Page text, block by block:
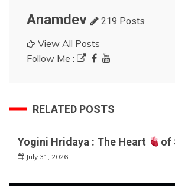
Anamdev 219 Posts
View All Posts
Follow Me :
RELATED POSTS
Yogini Hridaya : The Heart of
July 31, 2026